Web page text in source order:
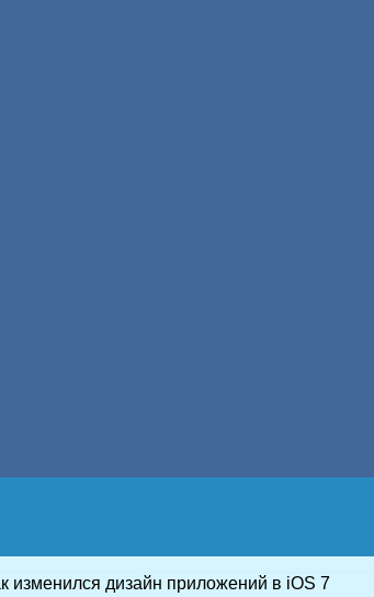
изменился дизайн приложений в iOS 7